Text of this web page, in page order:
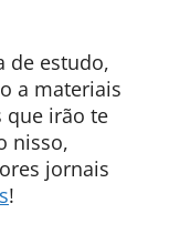
estudo,
a materiais
que irão te
nisso,
jornais
!